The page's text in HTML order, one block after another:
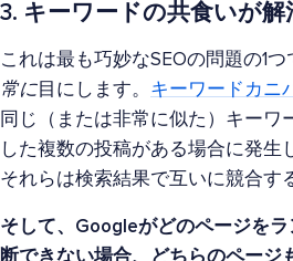
3. キーワードの共食いが解
これは最も巧妙なSEOの問題の1
常に目にします。 キーワードカニ
同じ（または非常に似た）キーワ
した複数の投稿がある場合に発生
それらは検索結果で互いに競合す
そして、Googleがどのページをラ